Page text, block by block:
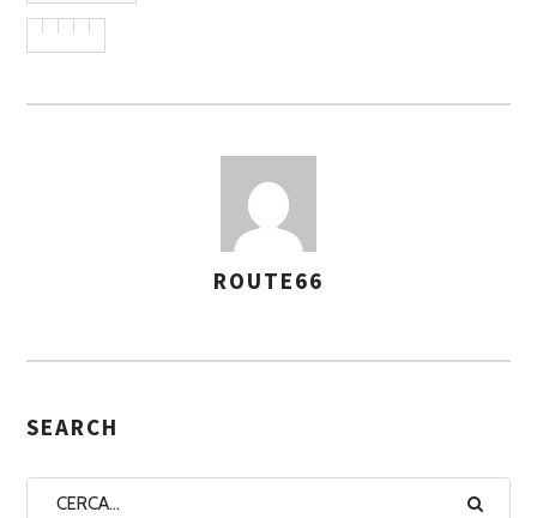
S
G
ROUTE66
SEARCH